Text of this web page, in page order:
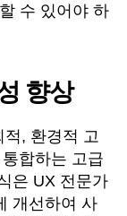
수 있어야 하
향상
, 환경적 고
합하는 고급
은 UX 전문가
개선하여 사